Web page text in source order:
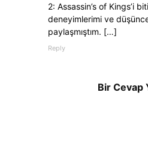
2: Assassin’s of Kings’i
deneyimlerimi ve
paylaşmıştım. […]
Reply
Bir Cevap